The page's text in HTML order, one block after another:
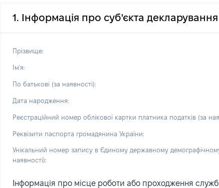
1. Інформація про суб'єкта декларування
Прізвище:
Ім'я:
По батькові (за наявності):
Дата народження:
Реєстраційний номер облікової картки платника податків (за
Реквізити паспорта громадянина України:
Унікальний номер запису в Єдиному державному
наявності):
Інформація про місце роботи або проходження